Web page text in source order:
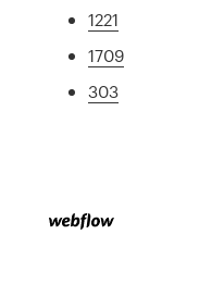
1221
1709
303